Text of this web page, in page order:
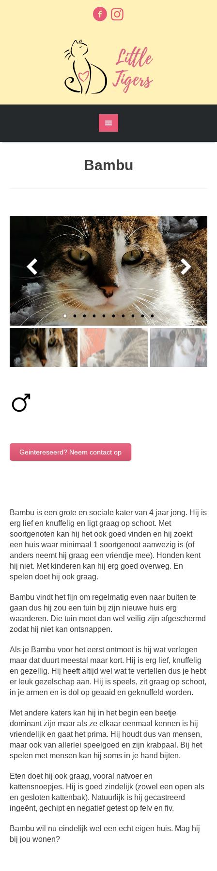
Bambu
Geintereseerd? Neem contact op
Bambu is een grote en sociale kater van 4 jaar jong. Hij is
erg lief en knuffelig en ligt graag op schoot. Met
soortgenoten kan hij het ook goed vinden en hij zoekt
een huis waar minimaal 1 soortgenoot aanwezig is (of
anders neemt hij graag een vriendje mee). Honden kent
hij niet. Met kinderen kan hij erg goed overweg. En
spelen doet hij ook graag.
Bambu vindt het fijn om regelmatig even naar buiten te
gaan dus hij zou een tuin bij zijn nieuwe huis erg
waarderen. Die tuin moet dan wel veilig zijn afgeschermd
zodat hij niet kan ontsnappen.
Als je Bambu voor het eerst ontmoet is hij wat verlegen
maar dat duurt meestal maar kort. Hij is erg lief, knuffelig
en gezellig. Hij heeft altijd wel wat te vertellen dus je hebt
er leuk gezelschap aan. Hij is speels, zit graag op schoot,
in je armen en is dol op geaaid en geknuffeld worden.
Met andere katers kan hij in het begin een beetje
dominant zijn maar als ze elkaar eenmaal kennen is hij
vriendelijk en gaat het prima. Hij houdt dus van mensen,
maar ook van allerlei speelgoed en zijn krabpaal. Bij het
spelen met mensen kan hij soms in je hand bijten.
Eten doet hij ook graag, vooral natvoer en
kattensnoepjes. Hij is goed zindelijk (zowel een open als
en gesloten kattenbak). Natuurlijk is hij gecastreerd
ingeënt, gechipt en negatief getest op felv en fiv.
Bambu wil nu eindelijk wel een echt eigen huis. Mag hij
bij jou wonen?